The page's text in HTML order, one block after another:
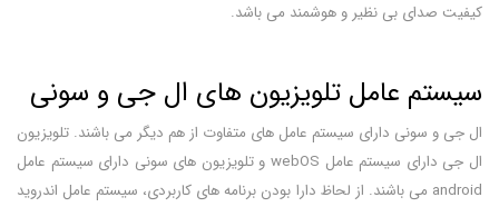
کیفیت صدای بی نظیر و هوشمند می باشد.
سیستم عامل تلویزیون های ال جی و سونی
ال جی و سونی دارای سیستم عامل های متفاوت از هم دیگر می باشند. تلویزیون
ال جی دارای سیستم عامل webOS و تلویزیون های سونی دارای سیستم عامل
android می باشند. از لحاظ دارا بودن برنامه های کاربردی، سیستم عامل اندروید